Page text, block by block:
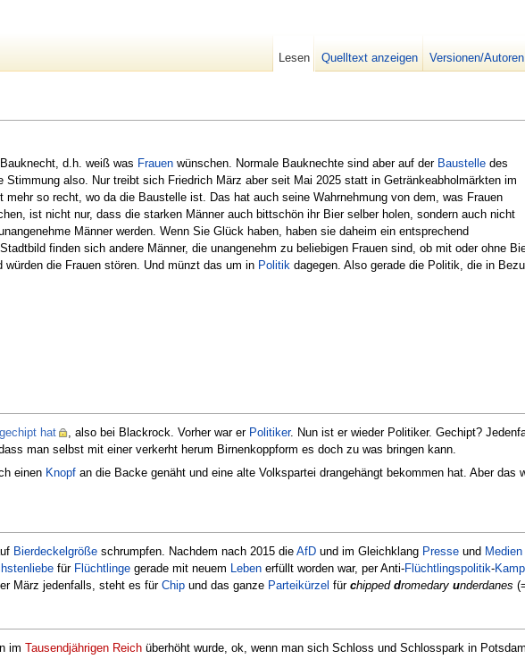
Bauknecht, d.h. weiß was Frauen wünschen. Normale Bauknechte sind aber auf der Baustelle des
Stimmung also. Nur treibt sich Friedrich März aber seit Mai 2025 statt in Getränkeabholmärkten im
mehr so recht, wo da die Baustelle ist. Das hat auch seine Wahrnehmung von dem, was Frauen
ist nicht nur, dass die starken Männer auch bittschön ihr Bier selber holen, sondern auch nicht
Männer werden. Wenn Sie Glück haben, haben sie daheim ein entsprechend
finden sich andere Männer, die unangenehm zu beliebigen Frauen sind, ob mit oder ohne
die Frauen stören. Und münzt das um in Politik dagegen. Also gerade die Politik, die in
hat , also bei Blackrock. Vorher war er Politiker. Nun ist er wieder Politiker. Gechipt?
man selbst mit einer verkerht herum Birnenkoppform es doch zu was bringen kann.
einen Knopf an die Backe genäht und eine alte Volkspartei drangehängt bekommen hat. Aber das
Bierdeckelgröße schrumpfen. Nachdem nach 2015 die AfD und im Gleichklang Presse und Medien
für Flüchtlinge gerade mit neuem Leben erfüllt worden war, per Anti-Flüchtlingspolitik-
März jedenfalls, steht es fürChip und das ganze Parteikürzel für chipped dromedary underdanes
im Tausendjährigen Reich überhöht wurde, ok, wenn man sich Schloss und Schlosspark in
Lesen Quelltext anzeigen Versionen/Autoren